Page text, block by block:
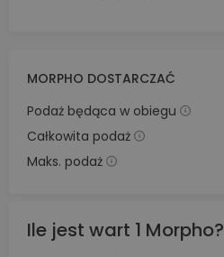
MORPHO DOSTARCZAĆ
Podaż będąca w obiegu
Całkowita podaż
Maks. podaż
Ile jest wart 1 Morpho?